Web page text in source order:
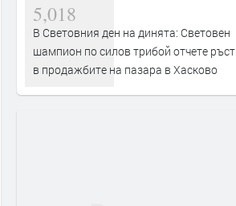
5,018
В Световния ден на динята: Световен
шампион по силов трибой отчете ръст
в продажбите на пазара в Хасково